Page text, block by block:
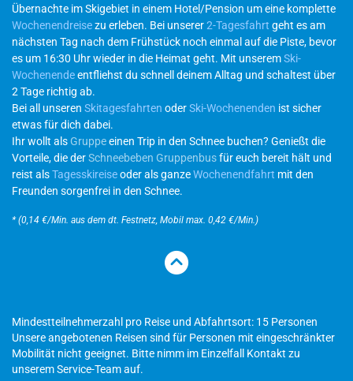
Übernachte im Skigebiet in einem Hotel/Pension um eine komplette
Wochenendreisezu erleben. Bei unserer2-Tagesfahrt geht es am
nächsten Tag nach dem Frühstück noch einmal auf die Piste, bevor
es um 16:30 Uhr wieder in die Heimat geht. Mit unseremSki-
Wochenendeentfliehst du schnell deinem Alltag und schaltest über
2 Tage richtig ab.
Bei all unseren Skitagesfahrten oderSki-Wochenenden ist sicher
etwas für dich dabei.
Ihr wollt alsGruppeeinen Trip in den Schnee buchen? Genießt die
Vorteile, die derSchneebeben Gruppenbusfür euch bereit hält und
reist alsTagesskireiseoder als ganzeWochenendfahrt mit den
Freunden sorgenfrei in den Schnee.
* (0,14 €/Min. aus dem dt. Festnetz, Mobil max. 0,42 €/Min.)
Mindestteilnehmerzahl pro Reise und Abfahrtsort: 15 Personen
Unsere angebotenen Reisen sind für Personen mit eingeschränkter
Mobilität nicht geeignet. Bitte nimm im Einzelfall Kontakt zu
unserem Service-Team auf.